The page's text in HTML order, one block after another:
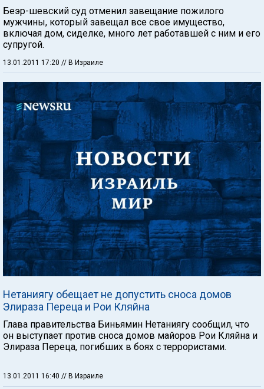
Беэр-шевский суд отменил завещание пожилого
мужчины, который завещал все свое имущество,
включая дом, сиделке, много лет работавшей с ним и его
супругой.
13.01.2011 17:20 // В Израиле
Нетаниягу обещает не допустить сноса домов
Элираза Переца и Рои Кляйна
Глава правительства Биньямин Нетаниягу сообщил, что
он выступает против сноса домов майоров Рои Кляйна и
Элираза Переца, погибших в боях с террористами.
13.01.2011 16:40 // В Израиле